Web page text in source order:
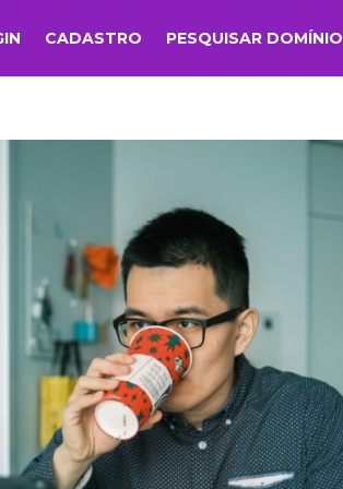
CADASTRO PESQUISAR DOMÍNIO